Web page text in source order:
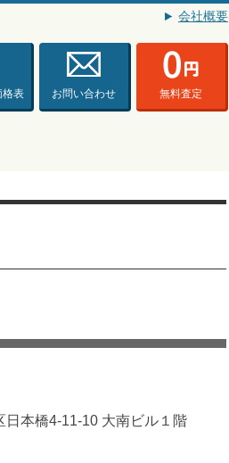
会社概要
格表 お問い合わせ 無料査定
日本橋4-11-10 大南ビル１階